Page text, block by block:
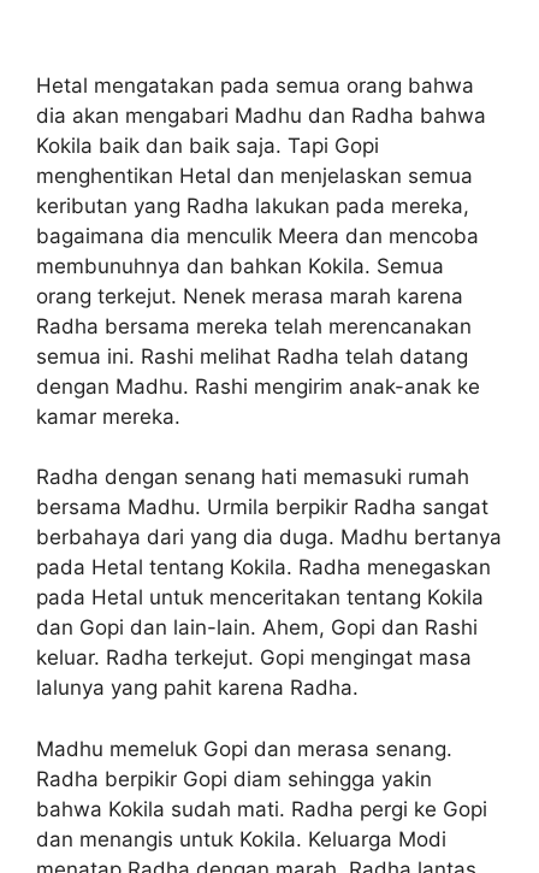
Hetal mengatakan pada semua orang bahwa
dia akan mengabari Madhu dan Radha bahwa
Kokila baik dan baik saja. Tapi Gopi
menghentikan Hetal dan menjelaskan semua
keributan yang Radha lakukan pada mereka,
bagaimana dia menculik Meera dan mencoba
membunuhnya dan bahkan Kokila. Semua
orang terkejut. Nenek merasa marah karena
Radha bersama mereka telah merencanakan
semua ini. Rashi melihat Radha telah datang
dengan Madhu. Rashi mengirim anak-anak ke
kamar mereka.
Radha dengan senang hati memasuki rumah
bersama Madhu. Urmila berpikir Radha sangat
berbahaya dari yang dia duga. Madhu bertanya
pada Hetal tentang Kokila. Radha menegaskan
pada Hetal untuk menceritakan tentang Kokila
dan Gopi dan lain-lain. Ahem, Gopi dan Rashi
keluar. Radha terkejut. Gopi mengingat masa
lalunya yang pahit karena Radha.
Madhu memeluk Gopi dan merasa senang.
Radha berpikir Gopi diam sehingga yakin
bahwa Kokila sudah mati. Radha pergi ke Gopi
dan menangis untuk Kokila. Keluarga Modi